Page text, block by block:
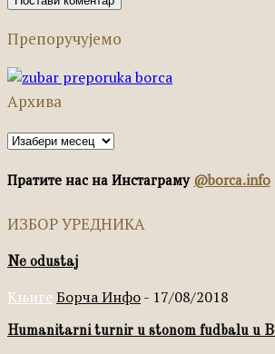
Препоручујемо
Архива
Архива
Пратите нас на Инстаграму @borca.info
ИЗБОР УРЕДНИКА
Ne odustaj
Књиге Борча Инфо- 17/08/2018
Humanitarni turnir u stonom fudbalu u